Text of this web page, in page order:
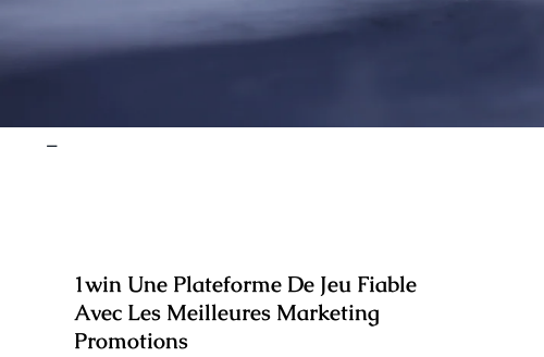
–
1win Une Plateforme De Jeu Fiable
Avec Les Meilleures Marketing
Promotions